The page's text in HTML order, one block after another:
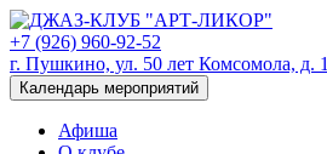
+7 (926) 960-92-52
г. Пушкино, ул. 50 лет Комсомола, д. 1
Календарь мероприятий
Афиша